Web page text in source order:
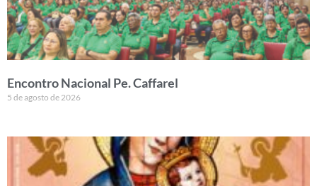
Encontro Nacional Pe. Caffarel
5 de agosto de 2026